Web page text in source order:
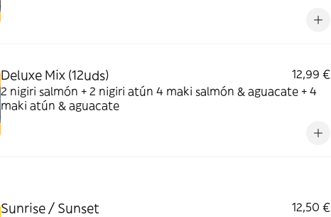
Deluxe Mix (12uds)
12,99 €
2 nigiri salmón + 2 nigiri atún 4 maki salmón & aguacate + 4
maki atún & aguacate
Sunrise / Sunset
12,50 €